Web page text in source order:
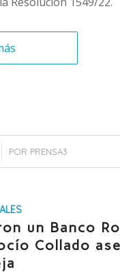
POR PRENSA3
un Banco
Collado